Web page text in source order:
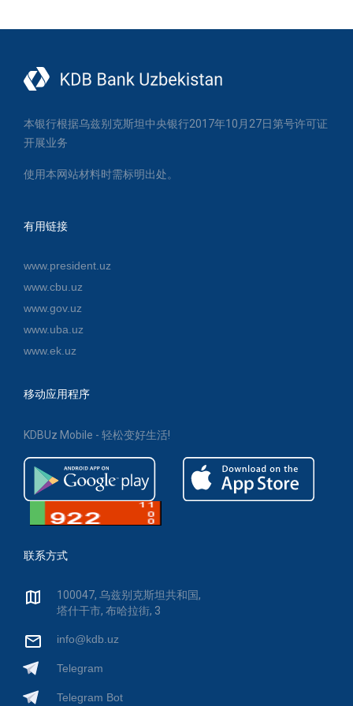
本银行根据乌兹别克斯坦中央银行2017年10月27日第号许可证
开展业务
使用本网站材料时需标明出处。
有用链接
www.president.uz
www.cbu.uz
www.gov.uz
www.uba.uz
www.ek.uz
移动应用程序
KDBUz Mobile - 轻松变好生活!
联系方式
100047, 乌兹别克斯坦共和国,
塔什干市, 布哈拉街, 3
info@kdb.uz
Telegram
Telegram Bot